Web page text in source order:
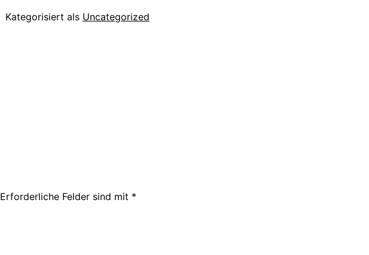
Kategorisiert als Uncategorized
Erforderliche Felder sind mit *